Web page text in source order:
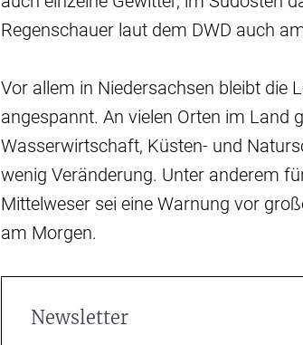
Regenschauer laut dem DWD auch
Vor allem in Niedersachsen bleibt die
angespannt. An vielen Orten im Land
Wasserwirtschaft, Küsten- und
wenig Veränderung. Unter anderem
Mittelweser sei eine Warnung vor
am Morgen.
Newsletter